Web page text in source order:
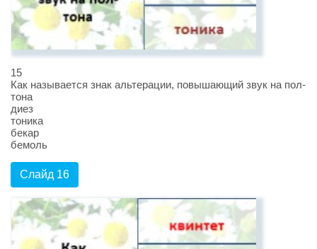
15
Как называется знак альтерации, повышающий звук на пол-
тона
диез
тоника
бекар
бемоль
Слайд 16